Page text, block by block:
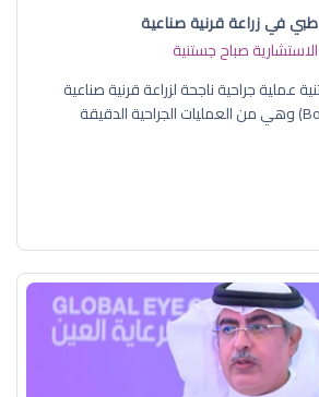
طبي في زراعة قرنية صناعية
الاستشارية صباح جستنية
عملية جراحية ناجحة لزراعة قرنية صناعية
(Boston keratoprothesis) وهي من العمليات الجراحية الدقيقة